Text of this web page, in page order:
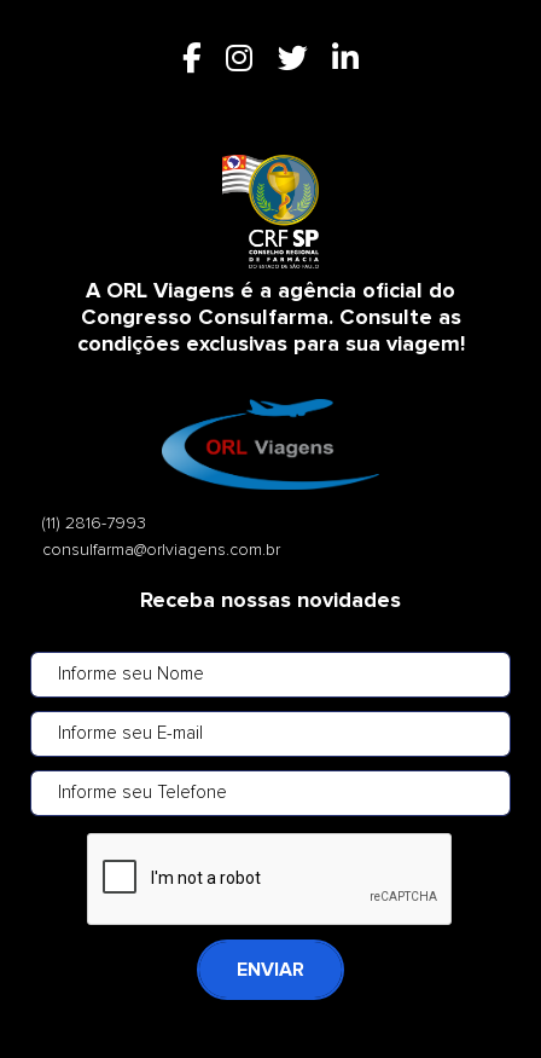
A ORL Viagens é a agência oficial do
Congresso Consulfarma. Consulte as
condições exclusivas para sua viagem!
(11) 2816-7993
consulfarma@orlviagens.com.br
Receba nossas novidades
ENVIAR